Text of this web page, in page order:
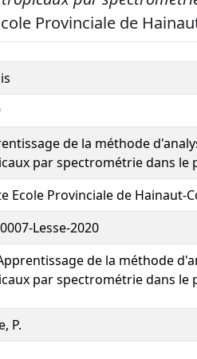
Provinciale de
de la méthode
par spectrométrie dans le
Ecole Provinciale de Hainaut-
Lesse-2020
de la méthode
par spectrométrie dans le
P.